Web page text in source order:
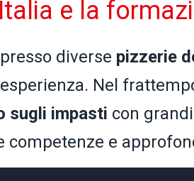
e la
diverse pizzerie
Nel
sugli impasti con
competenze e